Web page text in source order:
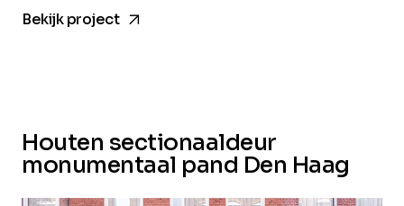
Bekijk projectarrow_forward
Houten sectionaaldeur
monumentaal pand Den Haag